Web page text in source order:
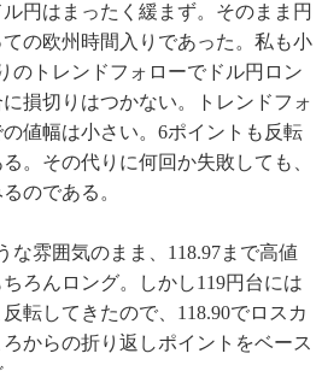
円はまったく緩まず。そのまま円
の欧州時間入りであった。私も小
のトレンドフォローでドル円ロン
損切りはつかない。トレンドフォ
値幅は小さい。6ポイントも反転
。その代りに何回か失敗しても、
のである。
雰囲気のまま、118.97まで高値
ろんロング。しかし119円台には
転してきたので、118.90でロスカ
からの折り返しポイントをベース